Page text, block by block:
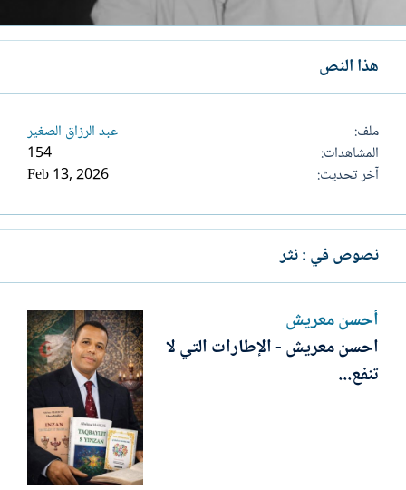
هذا النص
ملف
عبد الرزاق الصغير
المشاهدات
154
آخر تحديث
Feb 13, 2026
نصوص في : نثر
أحسن معريش
احسن معريش - الإطارات التي لا
تنفع...